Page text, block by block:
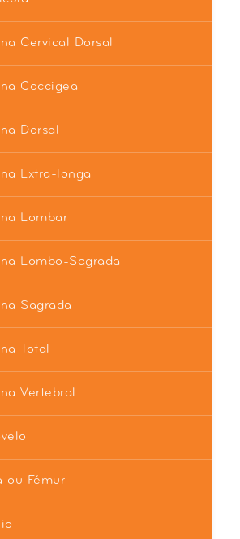
Cervical Dorsal
Coccigea
Dorsal
Extra-longa
Lombar
Lombo-Sagrada
Sagrada
Total
Vertebral
ou Fémur